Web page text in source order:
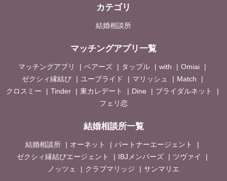
カテゴリ
結婚相談所
マッチングアプリ一覧
マッチングアプリ ペアーズ タップル with
Omiai
ゼクシィ縁結び
ユーブライド マリッシュ
Match
クロスミー
Tinder 東カレデート Dine
ブライダルネット
フェリ恋
結婚相談所一覧
結婚相談所 オーネット
パートナーエージェント
ゼクシィ縁結びエージェント
IBJメンバーズ
ツヴァイ
ノッツェ
クラブマリッジ サンマリエ